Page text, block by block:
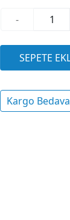
-
Kargo Bedava